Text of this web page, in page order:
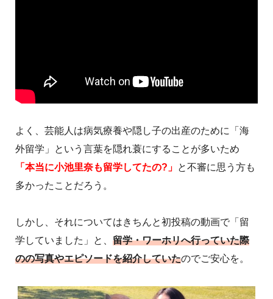
よく、芸能人は病気療養や隠し子の出産のために「海
外留学」という言葉を隠れ蓑にすることが多いため
「本当に小池里奈も留学してたの?」 と不審に思う方も
多かったことだろう。
しかし、それについてはきちんと初投稿の動画で「留
学していました」と、 留学・ワーホリへ行っていた際
のの写真やエピソードを紹介していたのでご安心を。